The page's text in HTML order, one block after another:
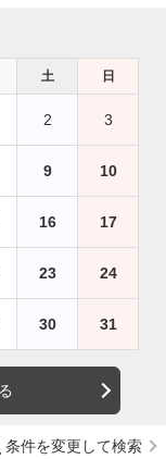
土 日
2 3
9 10
16 17
23 24
30 31
条件を変更して検索